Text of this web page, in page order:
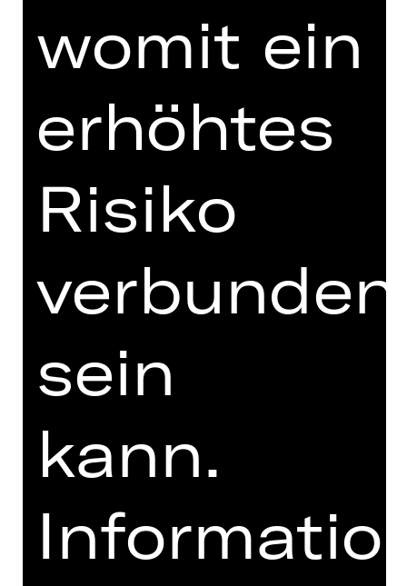
TEAM
VIDEO/AUDIO
PRESSESTIMMEN
MEHR DAZU IM DIGITALEN
FUNDUS
PROGRAMMHEFT
UNTERSTÜTZUNG
womit ein
erhöhtes
Risiko
verbunden
sein
kann.